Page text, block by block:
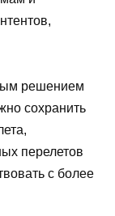
решением
сохранить
перелетов
с более